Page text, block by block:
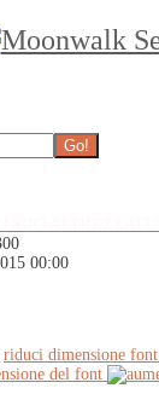
00:00
riduci dimensione font
del font